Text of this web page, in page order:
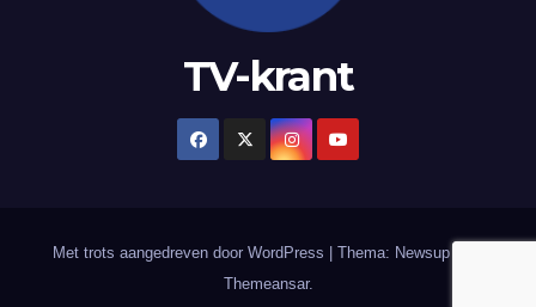
TV-krant
Met trots aangedreven door WordPress
Thema: Newsup door
Themeansar.